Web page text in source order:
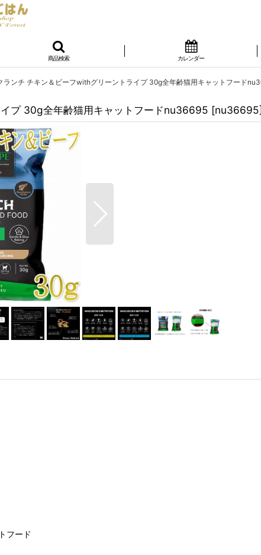
商品検索 カレンダー
ランチ チキン＆ビーフwithグリーントライプ 30g全年齢猫用キャットフード
プ 30g全年齢猫用キャットフードnu36695 [nu36695
フード